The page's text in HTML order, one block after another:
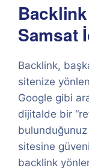
Samsat
Backlink,
sitenize
Google gibi
dijitalde bir
sitesine
backlink